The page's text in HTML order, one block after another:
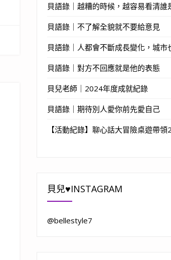
貝語錄｜越糟的時候，越容易看清誰
貝語錄｜不了解全貌就不要給意見
貝語錄｜人都會不斷成長變化，城市
貝語錄｜對方不回應就是他的表態
貝兒老師｜2024年度成就紀錄
貝語錄｜期待別人愛你前先愛自己
【活動紀錄】聊心話大冒險桌遊帶
貝兒♥INSTAGRAM
@bellestyle7